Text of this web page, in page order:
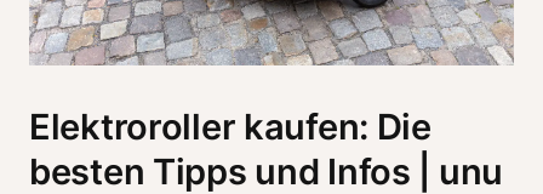
Elektroroller kaufen: Die
besten Tipps und Infos | unu